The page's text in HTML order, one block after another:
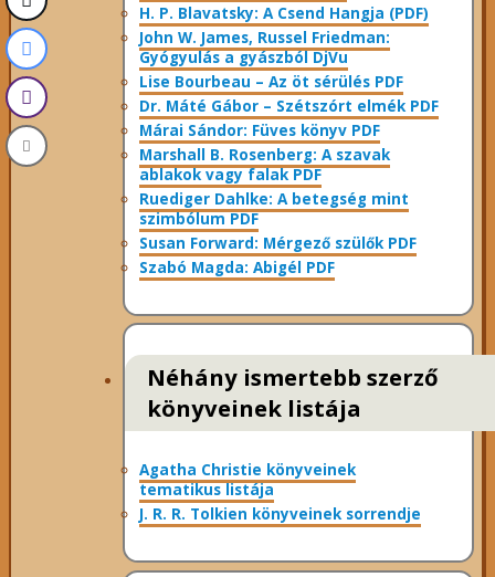
H. P. Blavatsky: A Csend Hangja (PDF)
John W. James, Russel Friedman:
Gyógyulás a gyászból DjVu
Lise Bourbeau – Az öt sérülés PDF
Dr. Máté Gábor – Szétszórt elmék PDF
Márai Sándor: Füves könyv PDF
Marshall B. Rosenberg: A szavak
ablakok vagy falak PDF
Ruediger Dahlke: A betegség mint
szimbólum PDF
Susan Forward: Mérgező szülők PDF
Szabó Magda: Abigél PDF
Néhány ismertebb szerző
könyveinek listája
Agatha Christie könyveinek
tematikus listája
J. R. R. Tolkien könyveinek sorrendje